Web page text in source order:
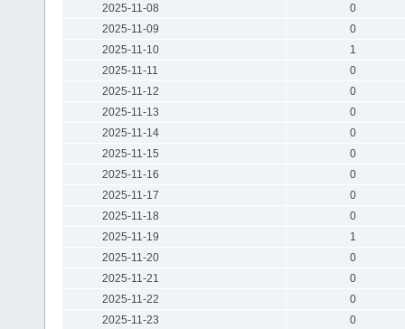
2025-11-08
0
2025-11-09
0
2025-11-10
1
2025-11-11
0
2025-11-12
0
2025-11-13
0
2025-11-14
0
2025-11-15
0
2025-11-16
0
2025-11-17
0
2025-11-18
0
2025-11-19
1
2025-11-20
0
2025-11-21
0
2025-11-22
0
2025-11-23
0